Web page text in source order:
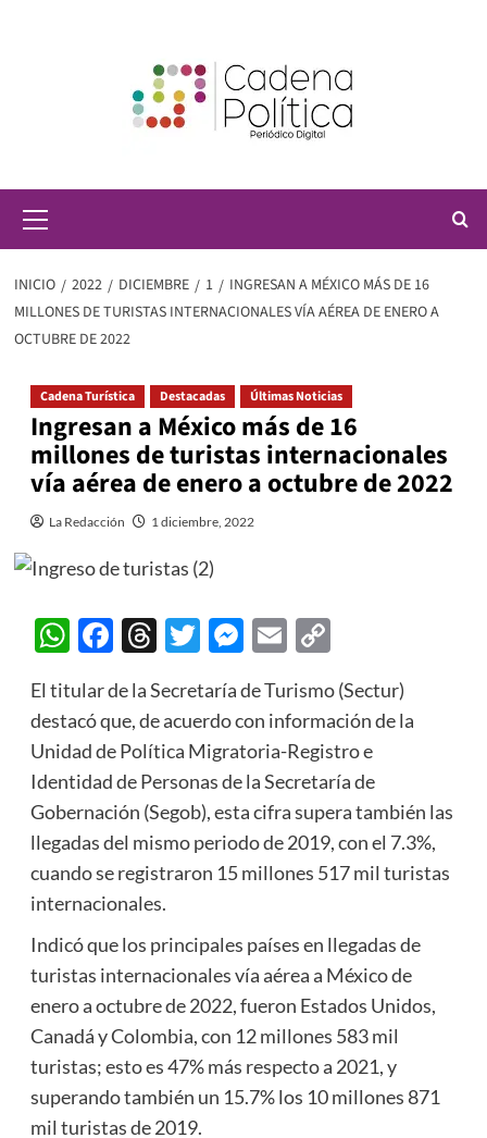
principal
INICIO 2022 DICIEMBRE 1
INGRESAN A MÉXICO MÁS DE 16
MILLONES DE TURISTAS INTERNACIONALES VÍA AÉREA DE ENERO A
OCTUBRE DE 2022
Cadena Turística Destacadas Últimas Noticias
Ingresan a México más de 16
millones de turistas internacionales
vía aérea de enero a octubre de 2022
La Redacción 1 diciembre, 2022
WhatsApp
Facebook
Threads
Twitter
Messenger
EmailCopy
El titular de la Secretaría de Turismo (Sectur)
destacó que, de acuerdo con información de la
Unidad de Política Migratoria-Registro e
Identidad de Personas de la Secretaría de
Gobernación (Segob), esta cifra supera también las
llegadas del mismo periodo de 2019, con el 7.3%,
cuando se registraron 15 millones 517 mil turistas
internacionales.
Indicó que los principales países en llegadas de
turistas internacionales vía aérea a México de
enero a octubre de 2022, fueron Estados Unidos,
Canadá y Colombia, con 12 millones 583 mil
turistas; esto es 47% más respecto a 2021, y
superando también un 15.7% los 10 millones 871
mil turistas de 2019.